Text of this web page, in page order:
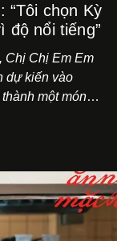
“Tôi chọn Kỳ
độ nổi tiếng”
Chị Chị Em Em
dự kiến vào
một món